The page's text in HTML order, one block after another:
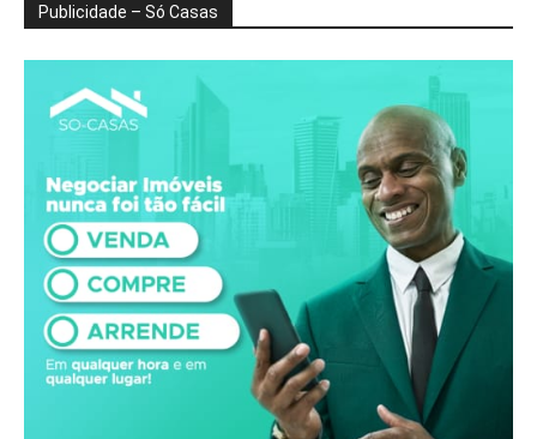
Publicidade – Só Casas